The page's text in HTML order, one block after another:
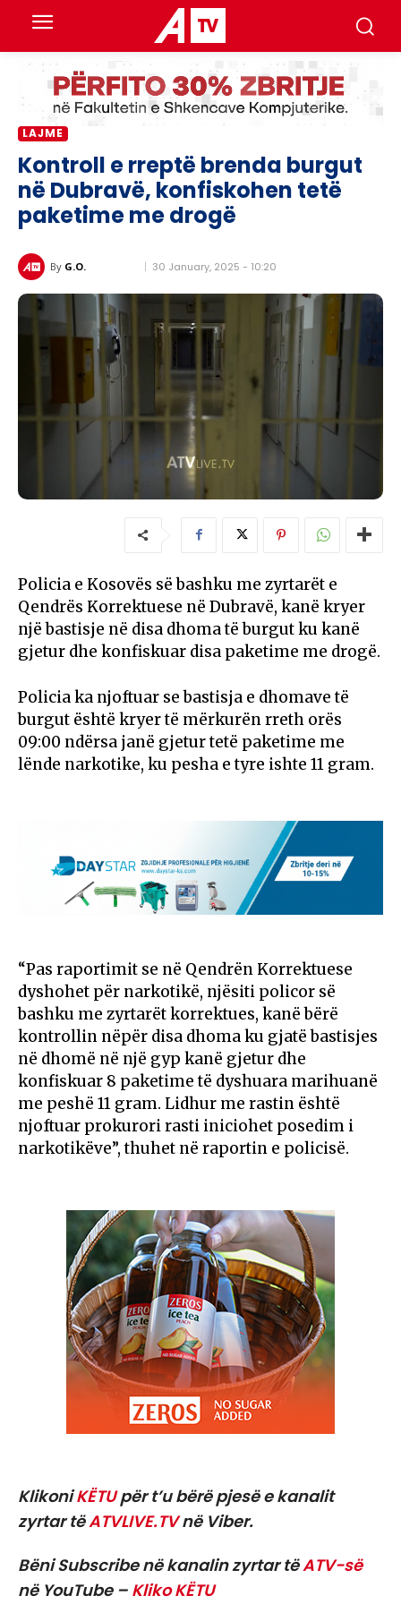
LAJME
Kontroll e rreptë brenda burgut
në Dubravë, konfiskohen tetë
paketime me drogë
By G.O. 30 January, 2025 - 10:20
Policia e Kosovës së bashku me zyrtarët e
Qendrës Korrektuese në Dubravë, kanë kryer
një bastisje në disa dhoma të burgut ku kanë
gjetur dhe konfiskuar disa paketime me drogë.
Policia ka njoftuar se bastisja e dhomave të
burgut është kryer të mërkurën rreth orës
09:00 ndërsa janë gjetur tetë paketime me
lënde narkotike, ku pesha e tyre ishte 11 gram.
“Pas raportimit se në Qendrën Korrektuese
dyshohet për narkotikë, njësiti policor së
bashku me zyrtarët korrektues, kanë bërë
kontrollin nëpër disa dhoma ku gjatë bastisjes
në dhomë në një gyp kanë gjetur dhe
konfiskuar 8 paketime të dyshuara marihuanë
me peshë 11 gram. Lidhur me rastin është
njoftuar prokurori rasti iniciohet posedim i
narkotikëve”, thuhet në raportin e policisë.
KlikoniKËTUpër t’u bërë pjesë e kanalit
zyrtar tëATVLIVE.TVnë Viber.
Bëni Subscribe në kanalin zyrtar tëATV-së
në YouTube – Kliko KËTU